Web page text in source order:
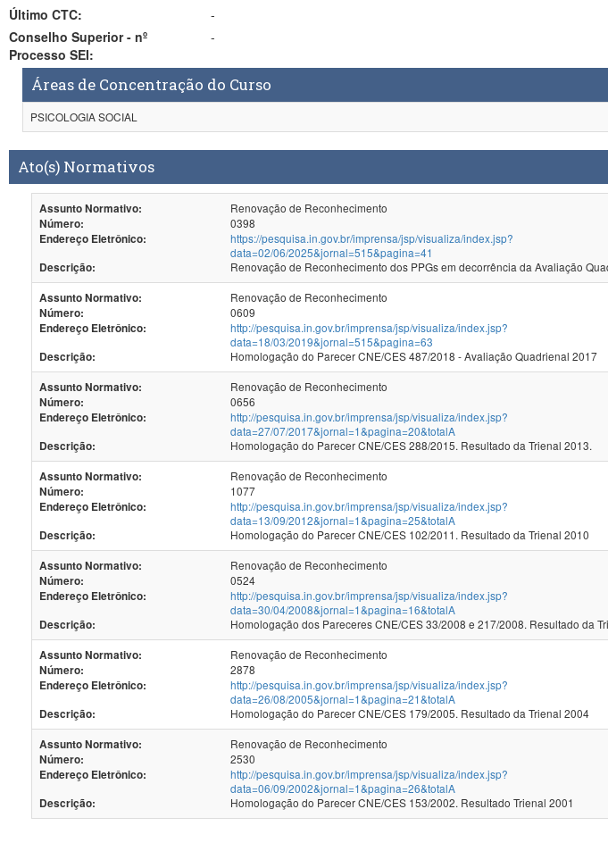
Último CTC:
-
Conselho Superior - nº
Processo SEI:
-
Áreas de Concentração do Curso
PSICOLOGIA SOCIAL
Ato(s) Normativos
Assunto Normativo: Renovação de Reconhecimento
Número:
0398
Endereço Eletrônico:
https://pesquisa.in.gov.br/imprensa/jsp/visualiza/index.jsp?
data=02/06/2025&jornal=515&pagina=41
Descrição:
Renovação de Reconhecimento dos PPGs em decorrência da Avaliação
Assunto Normativo: Renovação de Reconhecimento
Número:
0609
Endereço Eletrônico:
http://pesquisa.in.gov.br/imprensa/jsp/visualiza/index.jsp?
data=18/03/2019&jornal=515&pagina=63
Descrição:
Homologação do Parecer CNE/CES 487/2018 - Avaliação Quadrienal 2017
Assunto Normativo: Renovação de Reconhecimento
Número:
0656
Endereço Eletrônico:
http://pesquisa.in.gov.br/imprensa/jsp/visualiza/index.jsp?
data=27/07/2017&jornal=1&pagina=20&totalA
Descrição:
Homologação do Parecer CNE/CES 288/2015. Resultado da Trienal 2013.
Assunto Normativo: Renovação de Reconhecimento
Número:
1077
Endereço Eletrônico:
http://pesquisa.in.gov.br/imprensa/jsp/visualiza/index.jsp?
data=13/09/2012&jornal=1&pagina=25&totalA
Descrição:
Homologação do Parecer CNE/CES 102/2011. Resultado da Trienal 2010
Assunto Normativo: Renovação de Reconhecimento
Número:
0524
Endereço Eletrônico:
http://pesquisa.in.gov.br/imprensa/jsp/visualiza/index.jsp?
data=30/04/2008&jornal=1&pagina=16&totalA
Descrição:
Homologação dos Pareceres CNE/CES 33/2008 e 217/2008. Resultado da
Assunto Normativo: Renovação de Reconhecimento
Número:
2878
Endereço Eletrônico:
http://pesquisa.in.gov.br/imprensa/jsp/visualiza/index.jsp?
data=26/08/2005&jornal=1&pagina=21&totalA
Descrição:
Homologação do Parecer CNE/CES 179/2005. Resultado da Trienal 2004
Assunto Normativo: Renovação de Reconhecimento
Número:
2530
Endereço Eletrônico:
http://pesquisa.in.gov.br/imprensa/jsp/visualiza/index.jsp?
data=06/09/2002&jornal=1&pagina=26&totalA
Descrição:
Homologação do Parecer CNE/CES 153/2002. Resultado Trienal 2001